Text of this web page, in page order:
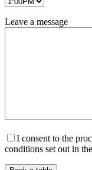
Leave a message
I consent to the
conditions set out in the